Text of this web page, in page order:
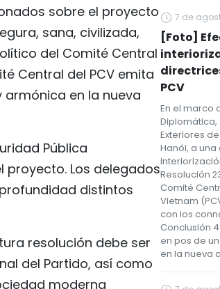
sobre el proyecto
sana, civilizada,
del Comité Central
Central del PCV emita
en la nueva
Pública
Los delegados
distintos
resolución debe ser
del Partido, así como
moderna
7 de
[Foto]
PCV
En el marco
Diplomática,
Exteriores
Hanói, a
Resolución
Comité
Vietnam
con los
Conclusión
en pos de
en la nueva